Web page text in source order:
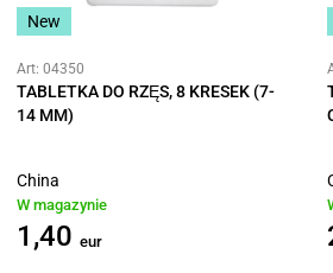
New
Art: 04350
TABLETKA DO RZĘS, 8 KRESEK (7-
14 MM)
China
W magazynie
1,40 eur